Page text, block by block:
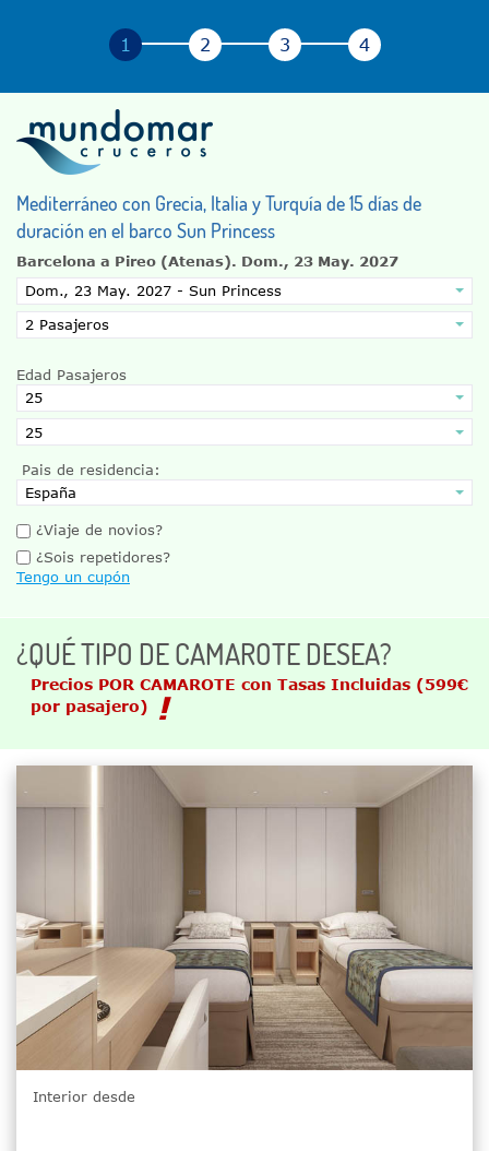
Mediterráneo con Grecia, Italia y Turquía de 15 días de
duración en el barco Sun Princess
Barcelona a Pireo (Atenas). Dom., 23 May. 2027
Edad Pasajeros
Pais de residencia:
¿Viaje de novios?
¿Sois repetidores?
Tengo un cupón
¿QUÉ TIPO DE CAMAROTE DESEA?
Precios POR CAMAROTE con Tasas Incluidas (599€
por pasajero)
Interior desde